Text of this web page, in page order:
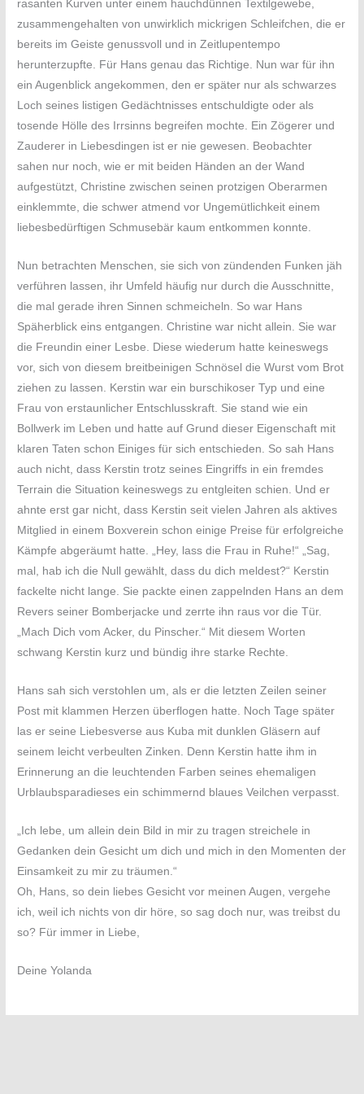
rasanten Kurven unter einem hauchdünnen Textilgewebe,
zusammengehalten von unwirklich mickrigen Schleifchen, die er
bereits im Geiste genussvoll und in Zeitlupentempo
herunterzupfte. Für Hans genau das Richtige. Nun war für ihn
ein Augenblick angekommen, den er später nur als schwarzes
Loch seines listigen Gedächtnisses entschuldigte oder als
tosende Hölle des Irrsinns begreifen mochte. Ein Zögerer und
Zauderer in Liebesdingen ist er nie gewesen. Beobachter
sahen nur noch, wie er mit beiden Händen an der Wand
aufgestützt, Christine zwischen seinen protzigen Oberarmen
einklemmte, die schwer atmend vor Ungemütlichkeit einem
liebesbedürftigen Schmusebär kaum entkommen konnte.
Nun betrachten Menschen, sie sich von zündenden Funken jäh
verführen lassen, ihr Umfeld häufig nur durch die Ausschnitte,
die mal gerade ihren Sinnen schmeicheln. So war Hans
Späherblick eins entgangen. Christine war nicht allein. Sie war
die Freundin einer Lesbe. Diese wiederum hatte keineswegs
vor, sich von diesem breitbeinigen Schnösel die Wurst vom Brot
ziehen zu lassen. Kerstin war ein burschikoser Typ und eine
Frau von erstaunlicher Entschlusskraft. Sie stand wie ein
Bollwerk im Leben und hatte auf Grund dieser Eigenschaft mit
klaren Taten schon Einiges für sich entschieden. So sah Hans
auch nicht, dass Kerstin trotz seines Eingriffs in ein fremdes
Terrain die Situation keineswegs zu entgleiten schien. Und er
ahnte erst gar nicht, dass Kerstin seit vielen Jahren als aktives
Mitglied in einem Boxverein schon einige Preise für erfolgreiche
Kämpfe abgeräumt hatte. „Hey, lass die Frau in Ruhe!“ „Sag,
mal, hab ich die Null gewählt, dass du dich meldest?“ Kerstin
fackelte nicht lange. Sie packte einen zappelnden Hans an dem
Revers seiner Bomberjacke und zerrte ihn raus vor die Tür.
„Mach Dich vom Acker, du Pinscher.“ Mit diesem Worten
schwang Kerstin kurz und bündig ihre starke Rechte.
Hans sah sich verstohlen um, als er die letzten Zeilen seiner
Post mit klammen Herzen überflogen hatte. Noch Tage später
las er seine Liebesverse aus Kuba mit dunklen Gläsern auf
seinem leicht verbeulten Zinken. Denn Kerstin hatte ihm in
Erinnerung an die leuchtenden Farben seines ehemaligen
Urblaubsparadieses ein schimmernd blaues Veilchen verpasst.
„Ich lebe, um allein dein Bild in mir zu tragen streichele in
Gedanken dein Gesicht um dich und mich in den Momenten der
Einsamkeit zu mir zu träumen.“
Oh, Hans, so dein liebes Gesicht vor meinen Augen, vergehe
ich, weil ich nichts von dir höre, so sag doch nur, was treibst du
so? Für immer in Liebe,
Deine Yolanda